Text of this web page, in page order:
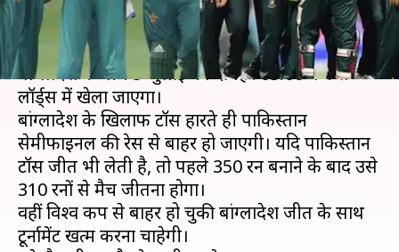
क्या है खबर?
2019 क्रिकेट विश्व कप का 43वां मैच पाकिस्तान और
बांग्लादेश के बीच 5 जुलाई को दोपहर 03:00 बजे से
लॉर्ड्स में खेला जाएगा।
बांग्लादेश के खिलाफ टॉस हारते ही पाकिस्तान
सेमीफाइनल की रेस से बाहर हो जाएगी। यदि पाकिस्तान
टॉस जीत भी लेती है, तो पहले 350 रन बनाने के बाद उसे
310 रनों से मैच जीतना होगा।
वहीं विश्व कप से बाहर हो चुकी बांग्लादेश जीत के साथ
टूर्नामेंट खत्म करना चाहेगी।